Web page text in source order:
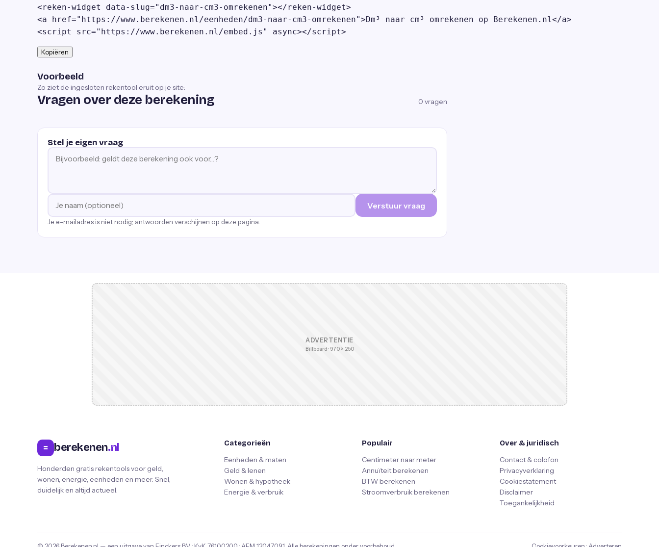
<reken-widget data-slug="dm3-naar-cm3-omrekenen"></reken-widget>
<a href="https://www.berekenen.nl/eenheden/dm3-naar-cm3-omrekenen">Dm³ naar cm³ omrekenen op Berekenen.nl</a>
<script src="https://www.berekenen.nl/embed.js" async></script>
Kopiëren
Voorbeeld
Zo ziet de ingesloten rekentool eruit op je site:
Vragen over deze berekening 0 vragen
Stel je eigen vraag
Verstuur vraag
Je e-mailadres is niet nodig; antwoorden verschijnen op deze pagina.
ADVERTENTIE
Billboard · 970 × 250
= berekenen.nl
Honderden gratis rekentools voor geld,
wonen, energie, eenheden en meer. Snel,
duidelijk en altijd actueel.
Categorieën
Eenheden & maten
Geld & lenen
Wonen & hypotheek
Energie & verbruik
Populair
Centimeter naar meter
Annuïteit berekenen
BTW berekenen
Stroomverbruik berekenen
Over & juridisch
Contact & colofon
Privacyverklaring
Cookiestatement
Disclaimer
Toegankelijkheid